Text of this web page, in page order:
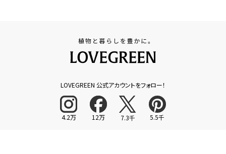
LOVEGREEN 公式アカウントをフォロー！
4.2万 12万 7.3千 5.5千